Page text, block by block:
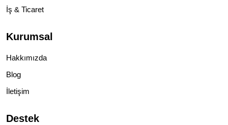
İş & Ticaret
Kurumsal
Hakkımızda
Blog
İletişim
Destek